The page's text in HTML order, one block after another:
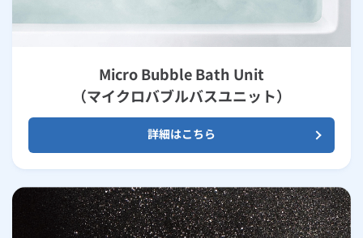
Micro Bubble Bath Unit
（マイクロバブルバスユニット）
詳細はこちら